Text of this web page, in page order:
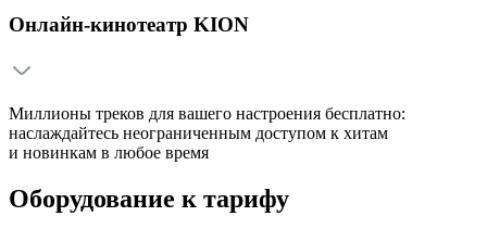
Онлайн-кинотеатр KION
Миллионы треков для вашего настроения бесплатно:
наслаждайтесь неограниченным доступом к хитам
и новинкам в любое время
Оборудование к тарифу